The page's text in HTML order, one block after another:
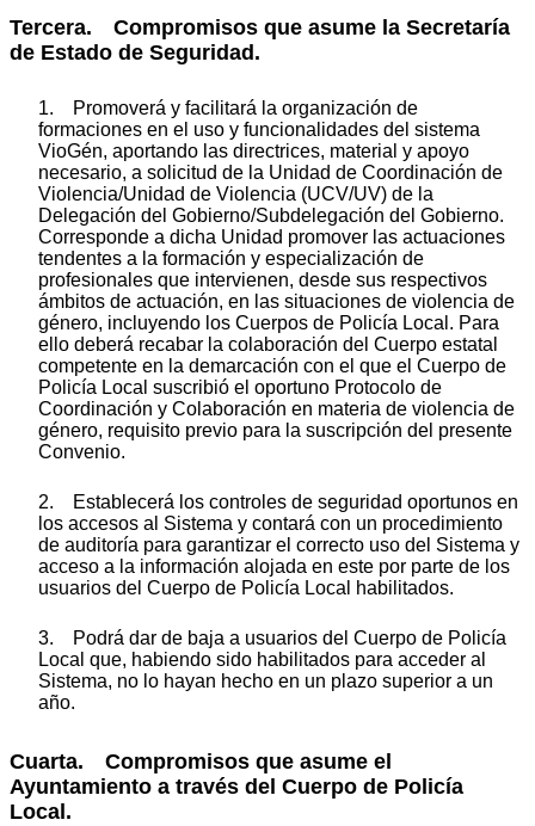
Tercera. Compromisos que asume la Secretaría
de Estado de Seguridad.
1. Promoverá y facilitará la organización de
formaciones en el uso y funcionalidades del sistema
VioGén, aportando las directrices, material y apoyo
necesario, a solicitud de la Unidad de Coordinación de
Violencia/Unidad de Violencia (UCV/UV) de la
Delegación del Gobierno/Subdelegación del Gobierno.
Corresponde a dicha Unidad promover las actuaciones
tendentes a la formación y especialización de
profesionales que intervienen, desde sus respectivos
ámbitos de actuación, en las situaciones de violencia de
género, incluyendo los Cuerpos de Policía Local. Para
ello deberá recabar la colaboración del Cuerpo estatal
competente en la demarcación con el que el Cuerpo de
Policía Local suscribió el oportuno Protocolo de
Coordinación y Colaboración en materia de violencia de
género, requisito previo para la suscripción del presente
Convenio.
2. Establecerá los controles de seguridad oportunos en
los accesos al Sistema y contará con un procedimiento
de auditoría para garantizar el correcto uso del Sistema y
acceso a la información alojada en este por parte de los
usuarios del Cuerpo de Policía Local habilitados.
3. Podrá dar de baja a usuarios del Cuerpo de Policía
Local que, habiendo sido habilitados para acceder al
Sistema, no lo hayan hecho en un plazo superior a un
año.
Cuarta. Compromisos que asume el
Ayuntamiento a través del Cuerpo de Policía
Local.